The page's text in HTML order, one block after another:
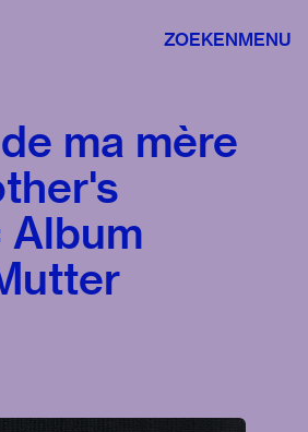
ZOEKENMENU
ma mère
Album